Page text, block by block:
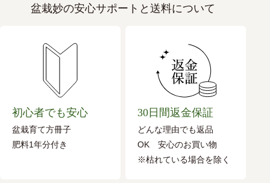
盆栽妙の安心サポートと送料について
初心者でも安心
盆栽育て方冊子
肥料1年分付き
30日間返金保証
どんな理由でも返品
OK 安心のお買い物
※枯れている場合を除く